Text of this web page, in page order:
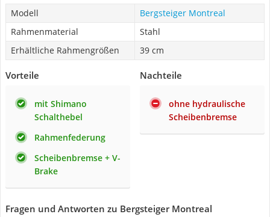
Modell
Bergsteiger Montreal
Rahmenmaterial
Stahl
Erhältliche Rahmengrößen
39 cm
Vorteile
mit Shimano
Schalthebel
Rahmenfederung
Scheibenbremse + V-
Brake
Nachteile
ohne hydraulische
Scheibenbremse
Fragen und Antworten zu Bergsteiger Montreal